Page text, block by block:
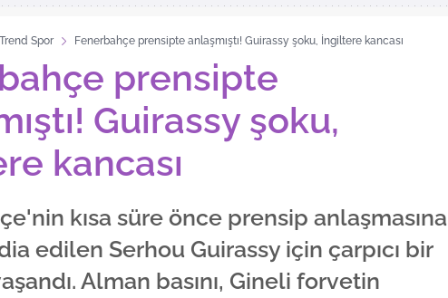
Trend Spor Fenerbahçe prensipte anlaşmıştı! Guirassy şoku, İngiltere kancası
prensipte
Guirassy şoku,
kancası
kısa süre önce prensip anlaşmasına
edilen Serhou Guirassy için çarpıcı bir
Alman basını, Gineli forvetin